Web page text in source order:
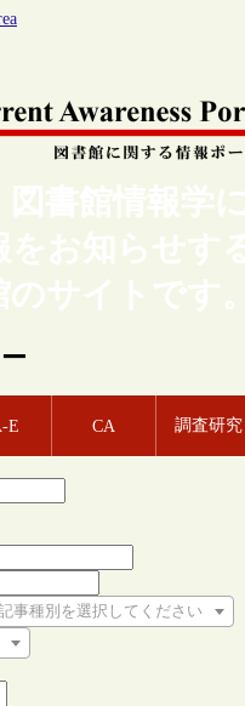
図書館情報学
をお知らせす
のサイトです。
E CA 調査研究
事種別を選択してください
選択してください